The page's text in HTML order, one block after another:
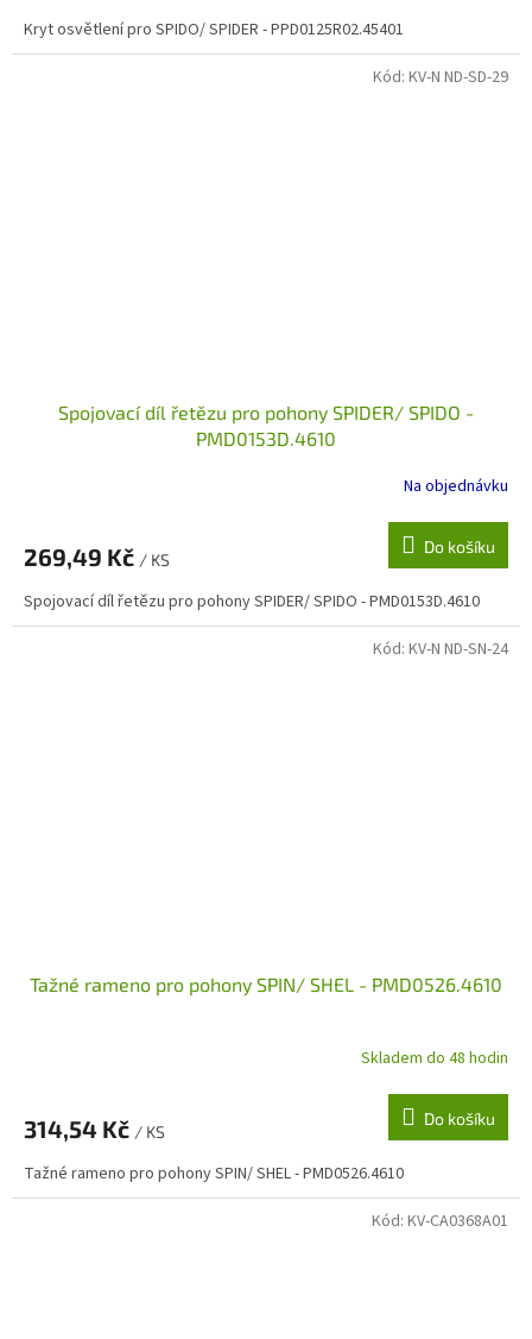
Kryt osvětlení pro SPIDO/ SPIDER - PPD0125R02.45401
Spojovací díl řetězu pro pohony SPIDER/ SPIDO -
PMD0153D.4610
Na objednávku
269,49 Kč / KS
Do košíku
Spojovací díl řetězu pro pohony SPIDER/ SPIDO - PMD0153D.4610
Kód: KV-N ND-SD-29
Tažné rameno pro pohony SPIN/ SHEL - PMD0526.4610
Skladem do 48 hodin
314,54 Kč / KS
Do košíku
Tažné rameno pro pohony SPIN/ SHEL - PMD0526.4610
Kód: KV-N ND-SN-24
Kód: KV-CA0368A01